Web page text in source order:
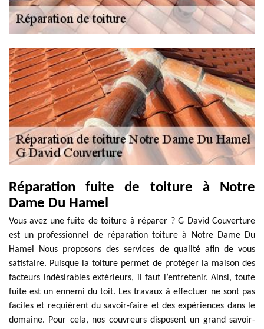
Réparation fuite de toiture à Notre
Dame Du Hamel
Vous avez une fuite de toiture à réparer ? G David Couverture
est un professionnel de réparation toiture à Notre Dame Du
Hamel Nous proposons des services de qualité afin de vous
satisfaire. Puisque la toiture permet de protéger la maison des
facteurs indésirables extérieurs, il faut l’entretenir. Ainsi, toute
fuite est un ennemi du toit. Les travaux à effectuer ne sont pas
faciles et requièrent du savoir-faire et des expériences dans le
domaine. Pour cela, nos couvreurs disposent un grand savoir-